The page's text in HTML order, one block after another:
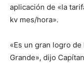
aplicación de «la
kv mes/hora».
«Es un gran logro
Grande», dijo